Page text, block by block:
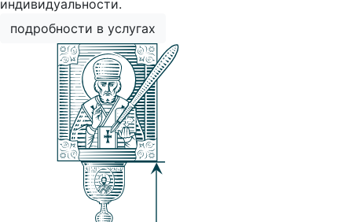
индивидуальности.
подробности в услугах